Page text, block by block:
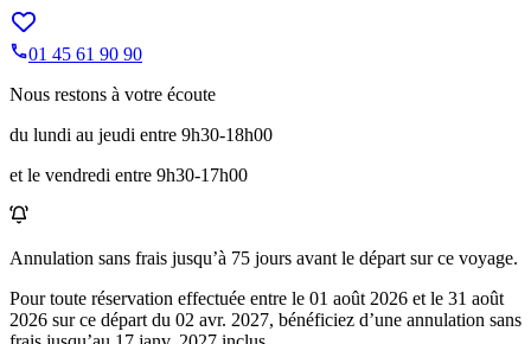
01 45 61 90 90
Nous restons à votre écoute
du lundi au jeudi entre 9h30-18h00
et le vendredi entre 9h30-17h00
Annulation sans frais jusqu’à 75 jours avant le départ sur ce voyage.
Pour toute réservation effectuée entre le 01 août 2026 et le 31 août
2026 sur ce départ du 02 avr. 2027, bénéficiez d’une annulation sans